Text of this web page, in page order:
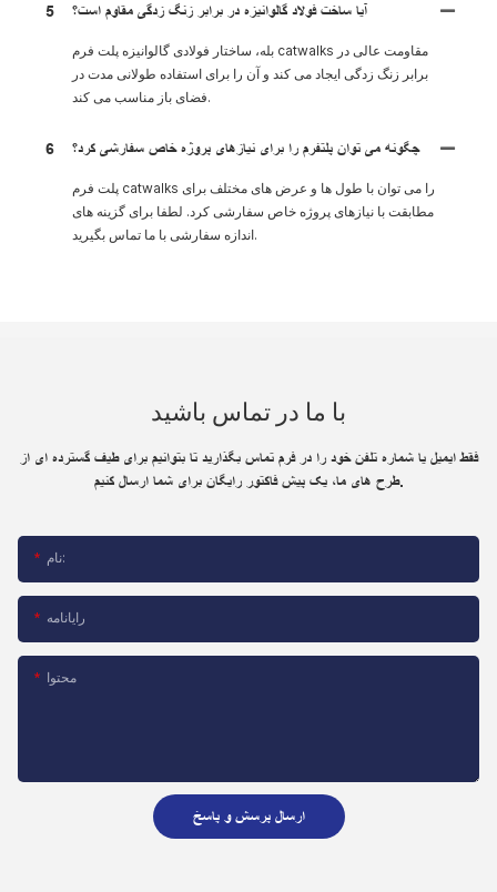
5 آیا ساخت فولاد گالوانیزه در برابر زنگ زدگی مقاوم است؟
بله، ساختار فولادی گالوانیزه پلت فرم catwalks مقاومت عالی در
برابر زنگ زدگی ایجاد می کند و آن را برای استفاده طولانی مدت در
فضای باز مناسب می کند.
6 چگونه می توان پلتفرم را برای نیازهای پروژه خاص سفارشی کرد؟
پلت فرم catwalks را می توان با طول ها و عرض های مختلف برای
مطابقت با نیازهای پروژه خاص سفارشی کرد. لطفا برای گزینه های
اندازه سفارشی با ما تماس بگیرید.
با ما در تماس باشید
فقط ایمیل یا شماره تلفن خود را در فرم تماس بگذارید تا بتوانیم برای طیف گسترده ای از
طرح های ما، یک پیش فاکتور رایگان برای شما ارسال کنیم.
نام:
رایانامه
محتوا
ارسال پرسش و پاسخ